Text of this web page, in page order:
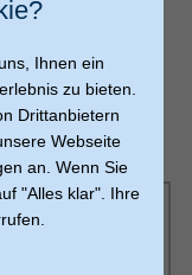
button, Turbo-Taste
Ihnen ein
zu bieten.
Drittanbietern
Webseite
an. Wenn Sie
"Alles klar". Ihre